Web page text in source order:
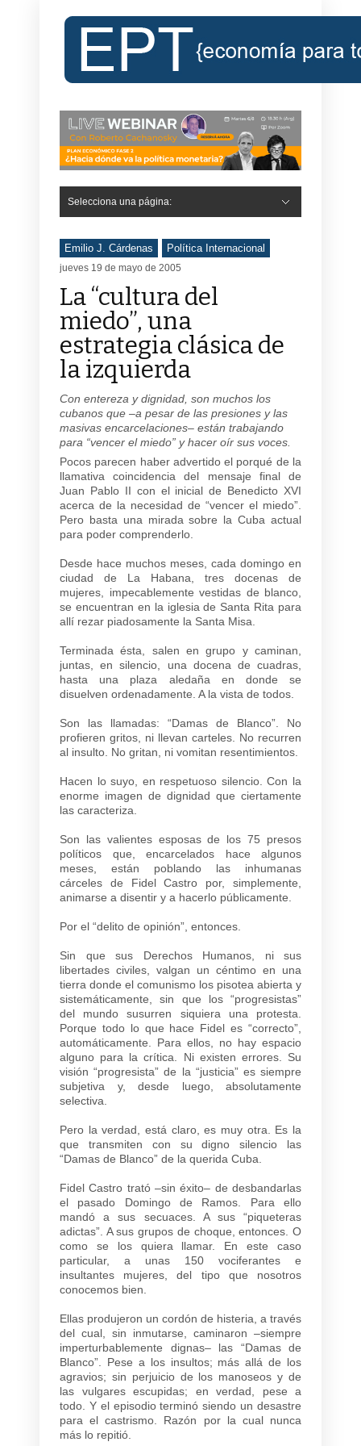
Selecciona una página:
Emilio J. Cárdenas Política Internacional
jueves 19 de mayo de 2005
La “cultura del
miedo”, una
estrategia clásica de
la izquierda
Con entereza y dignidad, son muchos los
cubanos que –a pesar de las presiones y las
masivas encarcelaciones– están trabajando
para “vencer el miedo” y hacer oír sus voces.
Pocos parecen haber advertido el porqué de la
llamativa coincidencia del mensaje final de
Juan Pablo II con el inicial de Benedicto XVI
acerca de la necesidad de “vencer el miedo”.
Pero basta una mirada sobre la Cuba actual
para poder comprenderlo.
Desde hace muchos meses, cada domingo en
ciudad de La Habana, tres docenas de
mujeres, impecablemente vestidas de blanco,
se encuentran en la iglesia de Santa Rita para
allí rezar piadosamente la Santa Misa.
Terminada ésta, salen en grupo y caminan,
juntas, en silencio, una docena de cuadras,
hasta una plaza aledaña en donde se
disuelven ordenadamente. A la vista de todos.
Son las llamadas: “Damas de Blanco”. No
profieren gritos, ni llevan carteles. No recurren
al insulto. No gritan, ni vomitan resentimientos.
Hacen lo suyo, en respetuoso silencio. Con la
enorme imagen de dignidad que ciertamente
las caracteriza.
Son las valientes esposas de los 75 presos
políticos que, encarcelados hace algunos
meses, están poblando las inhumanas
cárceles de Fidel Castro por, simplemente,
animarse a disentir y a hacerlo públicamente.
Por el “delito de opinión”, entonces.
Sin que sus Derechos Humanos, ni sus
libertades civiles, valgan un céntimo en una
tierra donde el comunismo los pisotea abierta y
sistemáticamente, sin que los “progresistas”
del mundo susurren siquiera una protesta.
Porque todo lo que hace Fidel es “correcto”,
automáticamente. Para ellos, no hay espacio
alguno para la crítica. Ni existen errores. Su
visión “progresista” de la “justicia” es siempre
subjetiva y, desde luego, absolutamente
selectiva.
Pero la verdad, está claro, es muy otra. Es la
que transmiten con su digno silencio las
“Damas de Blanco” de la querida Cuba.
Fidel Castro trató –sin éxito– de desbandarlas
el pasado Domingo de Ramos. Para ello
mandó a sus secuaces. A sus “piqueteras
adictas”. A sus grupos de choque, entonces. O
como se los quiera llamar. En este caso
particular, a unas 150 vociferantes e
insultantes mujeres, del tipo que nosotros
conocemos bien.
Ellas produjeron un cordón de histeria, a través
del cual, sin inmutarse, caminaron –siempre
imperturbablemente dignas– las “Damas de
Blanco”. Pese a los insultos; más allá de los
agravios; sin perjuicio de los manoseos y de
las vulgares escupidas; en verdad, pese a
todo. Y el episodio terminó siendo un desastre
para el castrismo. Razón por la cual nunca
más lo repitió.